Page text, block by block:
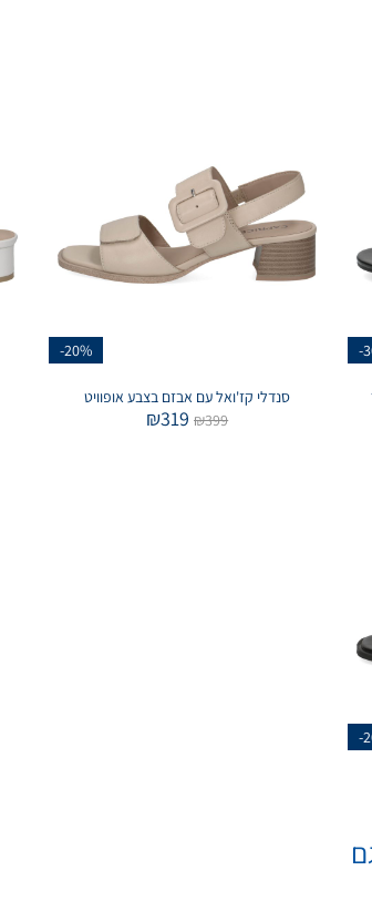
-
-20%
סנדלי קז'ואל עם אבזם בצבע אופוויט
₪399
₪319
-